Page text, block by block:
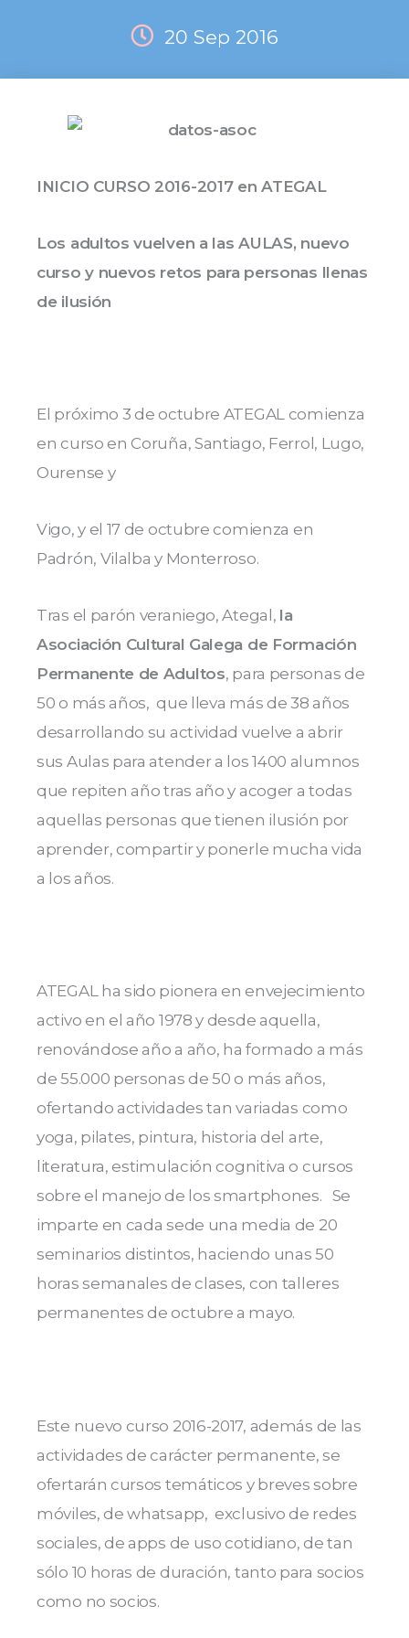
20 Sep 2016
INICIO CURSO 2016-2017 en ATEGAL
Los adultos vuelven a las AULAS, nuevo
curso y nuevos retos para personas llenas
de ilusión
El próximo 3 de octubre ATEGAL comienza
en curso en Coruña, Santiago, Ferrol, Lugo,
Ourense y
Vigo, y el 17 de octubre comienza en
Padrón, Vilalba y Monterroso.
Tras el parón veraniego, Ategal, la
Asociación Cultural Galega de Formación
Permanente de Adultos, para personas de
50 o más años, que lleva más de 38 años
desarrollando su actividad vuelve a abrir
sus Aulas para atender a los 1400 alumnos
que repiten año tras año y acoger a todas
aquellas personas que tienen ilusión por
aprender, compartir y ponerle mucha vida
a los años.
ATEGAL ha sido pionera en envejecimiento
activo en el año 1978 y desde aquella,
renovándose año a año, ha formado a más
de 55.000 personas de 50 o más años,
ofertando actividades tan variadas como
yoga, pilates, pintura, historia del arte,
literatura, estimulación cognitiva o cursos
sobre el manejo de los smartphones. Se
imparte en cada sede una media de 20
seminarios distintos, haciendo unas 50
horas semanales de clases, con talleres
permanentes de octubre a mayo.
Este nuevo curso 2016-2017, además de las
actividades de carácter permanente, se
ofertarán cursos temáticos y breves sobre
móviles, de whatsapp, exclusivo de redes
sociales, de apps de uso cotidiano, de tan
sólo 10 horas de duración, tanto para socios
como no socios.